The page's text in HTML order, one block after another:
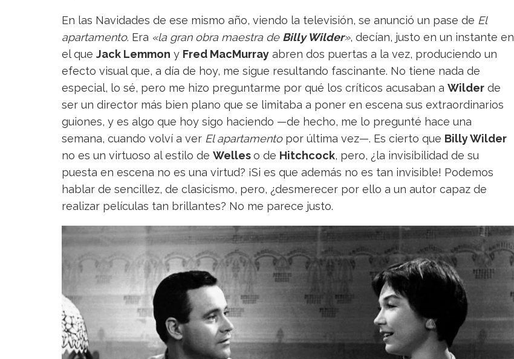
En las Navidades de ese mismo año, viendo la televisión, se anunció un pase de El
apartamento. Era «la gran obra maestra de Billy Wilder», decían, justo en un instante en
el que Jack Lemmon y Fred MacMurray abren dos puertas a la vez, produciendo un
efecto visual que, a día de hoy, me sigue resultando fascinante. No tiene nada de
especial, lo sé, pero me hizo preguntarme por qué los críticos acusaban a Wilder de
ser un director más bien plano que se limitaba a poner en escena sus extraordinarios
guiones, y es algo que hoy sigo haciendo —de hecho, me lo pregunté hace una
semana, cuando volví a ver El apartamentopor última vez—. Es cierto que Billy Wilder
no es un virtuoso al estilo de Welleso de Hitchcock, pero, ¿la invisibilidad de su
puesta en escena no es una virtud? ¡Si es que además no es tan invisible! Podemos
hablar de sencillez, de clasicismo, pero, ¿desmerecer por ello a un autor capaz de
realizar películas tan brillantes? No me parece justo.